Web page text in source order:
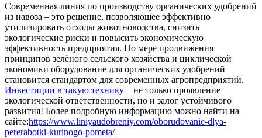
Современная линия по производству органических удобрений
из навоза – это решение, позволяющее эффективно
утилизировать отходы животноводства, снизить
экологические риски и повысить экономическую
эффективность предприятия. По мере продвижения
принципов зелёного сельского хозяйства и циклической
экономики оборудование для органических удобрений
становится стандартом для современных агропредприятий.
Инвестиции в такую технику – не только проявление
экологической ответственности, но и залог устойчивого
развития! Более подробную информацию можно найти на
сайте:https://www.liniyaudobreniy.com/oborudovanie-dlya-
pererabotki-kurinogo-pometa/